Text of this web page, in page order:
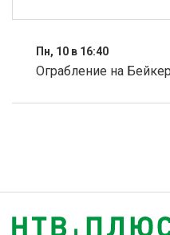
Пн, 10 в 16:40
Ограбление на